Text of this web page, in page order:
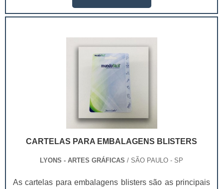
detalhes possíveis estes produtos e também as
de consumo dos clientes seja extremamente alt.
CARTELAS PARA EMBALAGENS BLISTERS
LYONS - ARTES GRÁFICAS / SÃO PAULO - SP
As cartelas para embalagens blisters são as principais